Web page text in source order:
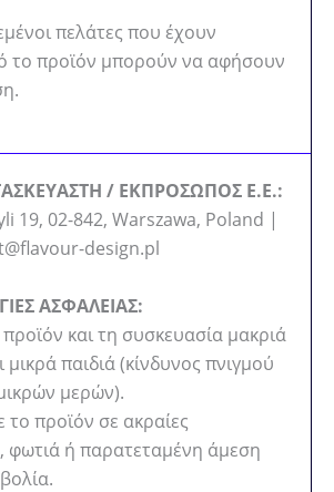
πελάτες που έχουν
το προϊόν μπορούν να αφήσουν
/ ΕΚΠΡΟΣΩΠΟΣ Ε.Ε.:
19, 02-842, Warszawa, Poland |
design.pl
ΑΣΦΑΛΕΙΑΣ:
και τη συσκευασία μακριά
παιδιά (κίνδυνος πνιγμού
μερών).
το προϊόν σε ακραίες
φωτιά ή παρατεταμένη άμεση